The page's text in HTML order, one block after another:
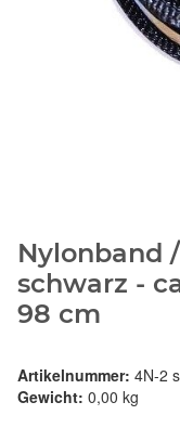
Nylonband
schwarz -
98 cm
Artikelnummer: 4N-2
Gewicht: 0,00 kg